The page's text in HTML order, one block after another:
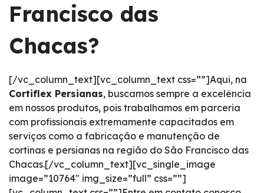
Francisco das
Chacas?
[/vc_column_text][vc_column_text css=””]Aqui, na
Cortiflex Persianas, buscamos sempre a excelência
em nossos produtos, pois trabalhamos em parceria
com profissionais extremamente capacitados em
serviços como a fabricação e manutenção de
cortinas e persianas na região do São Francisco das
Chacas.[/vc_column_text][vc_single_image
image=”10764″ img_size=”full” css=””]